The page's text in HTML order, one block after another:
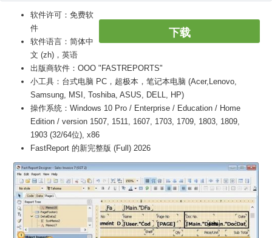
下载
软件许可：免费软
件
软件语言：简体中
文 (zh)，英语
出版商软件：OOO "FASTREPORTS"
小工具：台式电脑 PC，超极本，笔记本电脑 (Acer,Lenovo,
Samsung, MSI, Toshiba, ASUS, DELL, HP)
操作系统：Windows 10 Pro / Enterprise / Education / Home
Edition / version 1507, 1511, 1607, 1703, 1709, 1803, 1809,
1903 (32/64位), x86
FastReport 的新完整版 (Full) 2026